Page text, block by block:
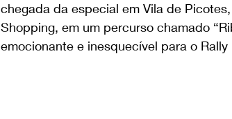
chegada da especial em Vila de
Shopping, em um percurso chamado
emocionante e inesquecível para o Rally